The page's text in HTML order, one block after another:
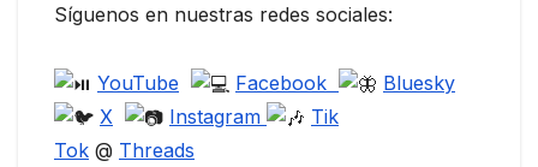
Síguenos en nuestras redes sociales:
YouTube Facebook
Bluesky
X
Instagram
Tik
Tok @ Threads